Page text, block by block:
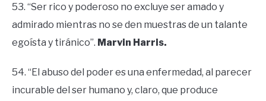
53. “Ser rico y poderoso no excluye ser amado y
admirado mientras no se den muestras de un talante
egoísta y tiránico”. Marvin Harris.
54. “El abuso del poder es una enfermedad, al parecer
incurable del ser humano y, claro, que produce